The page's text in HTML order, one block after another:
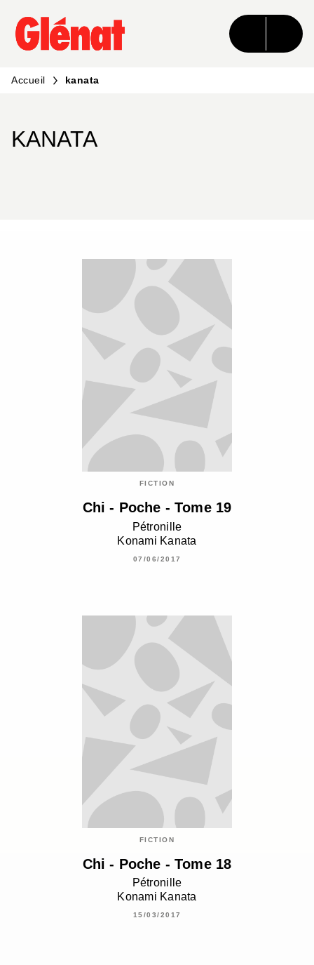
MENU RECHERCHE CONTENU
PIED DE PAGE
Accueil kanata
KANATA
FICTION
Chi - Poche - Tome 19
Pétronille
Konami Kanata
07/06/2017
FICTION
Chi - Poche - Tome 18
Pétronille
Konami Kanata
15/03/2017